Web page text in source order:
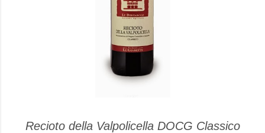
Recioto della Valpolicella DOCG Classico